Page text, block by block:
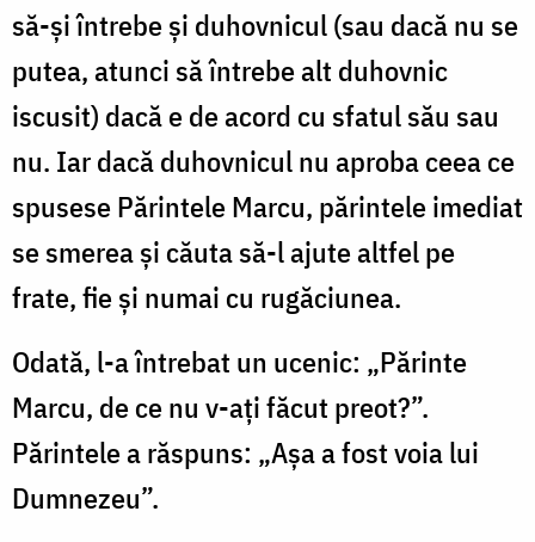
să-şi întrebe şi duhovnicul (sau dacă nu se
putea, atunci să întrebe alt duhovnic
iscusit) dacă e de acord cu sfatul său sau
nu. Iar dacă duhovnicul nu aproba ceea ce
spusese Părintele Marcu, părintele imediat
se smerea şi căuta să-l ajute altfel pe
frate, fie şi numai cu rugăciunea.
Odată, l-a întrebat un ucenic: „Părinte
Marcu, de ce nu v-aţi făcut preot?”.
Părintele a răspuns: „Aşa a fost voia lui
Dumnezeu”.